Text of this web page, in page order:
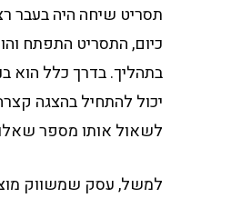
תסריט שיחה היה
כיום, התסריט התפתח
בתהליך. בדרך כלל הוא
יכול להתחיל בהצגה
לשאול אותו מספר
למשל, עסק שמשווק